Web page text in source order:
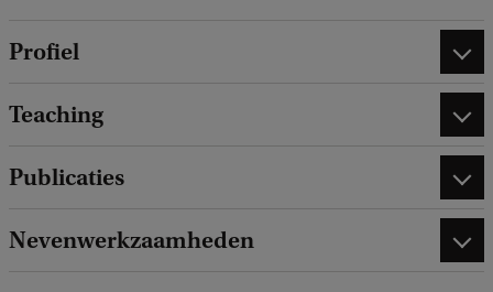
Profiel
Teaching
Publicaties
Nevenwerkzaamheden